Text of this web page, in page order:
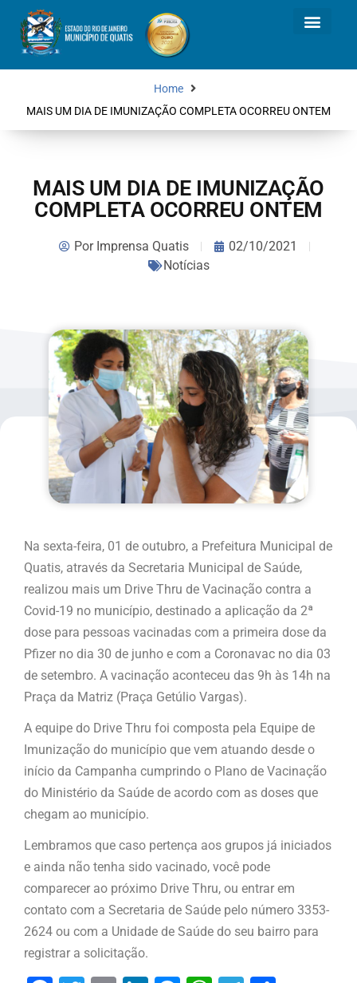
Home
MAIS UM DIA DE IMUNIZAÇÃO COMPLETA OCORREU ONTEM
MAIS UM DIA DE IMUNIZAÇÃO
COMPLETA OCORREU ONTEM
PorImprensa Quatis
02/10/2021
Notícias
Na sexta-feira, 01 de outubro, a Prefeitura Municipal de
Quatis, através da Secretaria Municipal de Saúde,
realizou mais um Drive Thru de Vacinação contra a
Covid-19 no município, destinado a aplicação da 2ª
dose para pessoas vacinadas com a primeira dose da
Pfizer no dia 30 de junho e com a Coronavac no dia 03
de setembro. A vacinação aconteceu das 9h às 14h na
Praça da Matriz (Praça Getúlio Vargas).
A equipe do Drive Thru foi composta pela Equipe de
Imunização do município que vem atuando desde o
início da Campanha cumprindo o Plano de Vacinação
do Ministério da Saúde de acordo com as doses que
chegam ao município.
Lembramos que caso pertença aos grupos já iniciados
e ainda não tenha sido vacinado, você pode
comparecer ao próximo Drive Thru, ou entrar em
contato com a Secretaria de Saúde pelo número 3353-
2624 ou com a Unidade de Saúde do seu bairro para
registrar a solicitação.